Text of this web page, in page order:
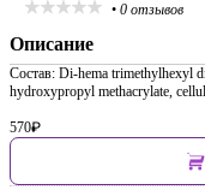
• 0 отзывов
Описание
Состав: Di-hema trimethylhexyl
hydroxypropyl methacrylate,
570₽